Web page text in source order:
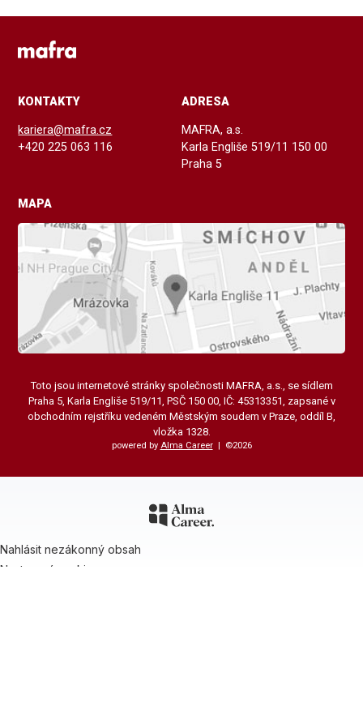
KONTAKTY
kariera@mafra.cz
+420 225 063 116
ADRESA
MAFRA, a.s.
Karla Engliše 519/11 150 00
Praha 5
MAPA
Toto jsou internetové stránky společnosti MAFRA, a.s., se sídlem
Praha 5, Karla Engliše 519/11, PSČ 150 00, IČ: 45313351, zapsané v
obchodním rejstříku vedeném Městským soudem v Praze, oddíl B,
vložka 1328.
powered by Alma Career| ©2026
Nahlásit nezákonný obsah
Nastavení cookies